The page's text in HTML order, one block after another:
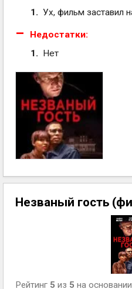
Ух, фильм заставил
Недостатки:
Нет
Незваный гость
Рейтинг 5 из 5 на основании